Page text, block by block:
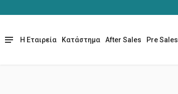
Η Εταιρεία Κατάστημα After Sales Pre Sales